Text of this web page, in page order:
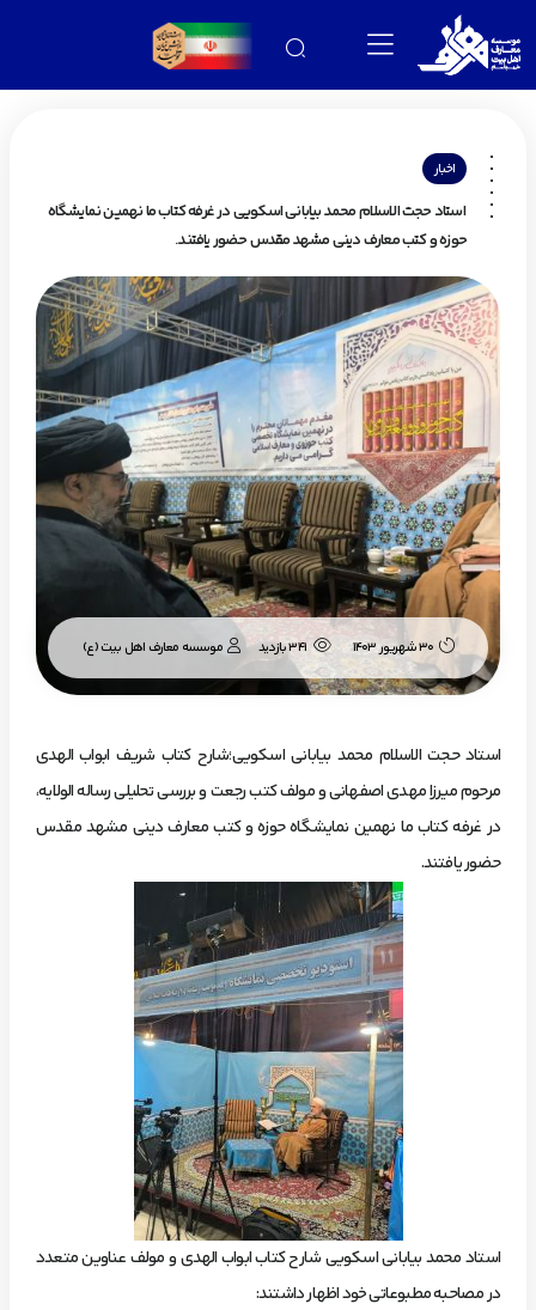
اخبار
استاد حجت الاسلام محمد بیابانی اسکویی در غرفه کتاب ما نهمین نمایشگاه
حوزه و کتب معارف دینی مشهد مقدس حضور یافتند.
30 شهریور 1403 موسسه معارف اهل بیت (ع)
استاد حجت الاسلام محمد بیابانی اسکویی؛شارح کتاب شریف ابواب الهدی
مرحوم میرزا مهدی اصفهانی و مولف کتب رجعت و بررسی تحلیلی رساله الولایه،
در غرفه کتاب ما نهمین نمایشگاه حوزه و کتب معارف دینی مشهد مقدس
حضور یافتند.
استاد محمد بیابانی اسکویی شارح کتاب ابواب الهدی و مولف عناوین متعدد
در مصاحبه مطبوعاتی خود اظهار داشتند: